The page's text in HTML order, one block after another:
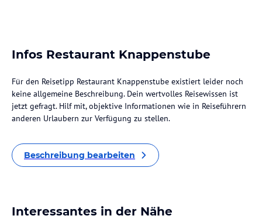
Infos Restaurant Knappenstube
Für den Reisetipp Restaurant Knappenstube existiert leider noch
keine allgemeine Beschreibung. Dein wertvolles Reisewissen ist
jetzt gefragt. Hilf mit, objektive Informationen wie in Reiseführern
anderen Urlaubern zur Verfügung zu stellen.
Beschreibung bearbeiten
Interessantes in der Nähe